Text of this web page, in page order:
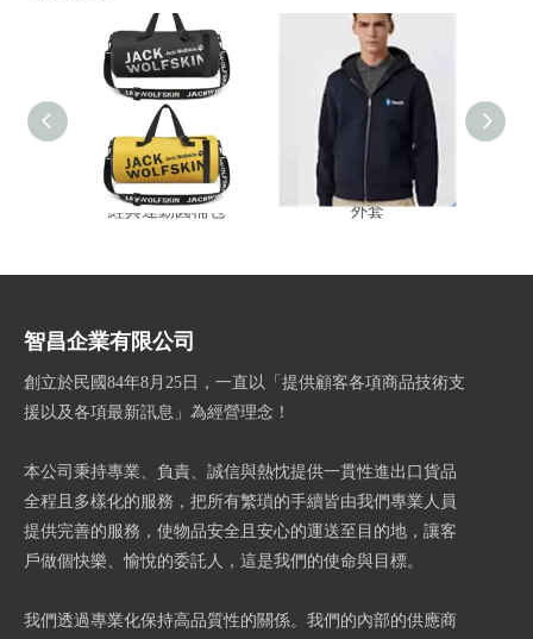
經典運動圓桶包 外套
智昌企業有限公司
創立於民國84年8月25日，一直以「提供顧客各項商品技術支
援以及各項最新訊息」為經營理念！
本公司秉持專業、負責、誠信與熱忱提供一貫性進出口貨品
全程且多樣化的服務，把所有繁瑣的手續皆由我們專業人員
提供完善的服務，使物品安全且安心的運送至目的地，讓客
戶做個快樂、愉悅的委託人，這是我們的使命與目標。
我們透過專業化保持高品質性的關係。我們的內部的供應商